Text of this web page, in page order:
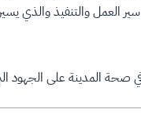
العمل والتنفيذ
صحة المدينة على